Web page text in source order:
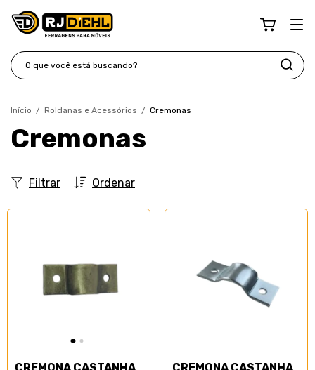
Início / Roldanas e Acessórios / Cremonas
Cremonas
Ordenar
Filtrar